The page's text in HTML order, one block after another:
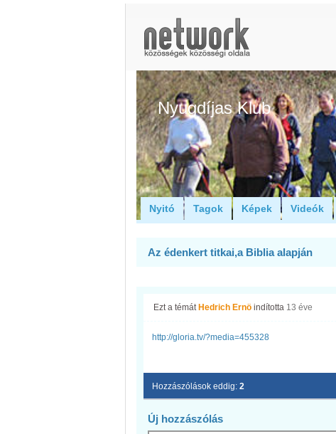
Nyugdíjas Klub
Nyitó Tagok Képek Videók
Az édenkert titkai,a Biblia alapján
Ezt a témát Hedrich Ernö indította 13 éve
http://gloria.tv/?media=455328
Hozzászólások eddig: 2
Új hozzászólás